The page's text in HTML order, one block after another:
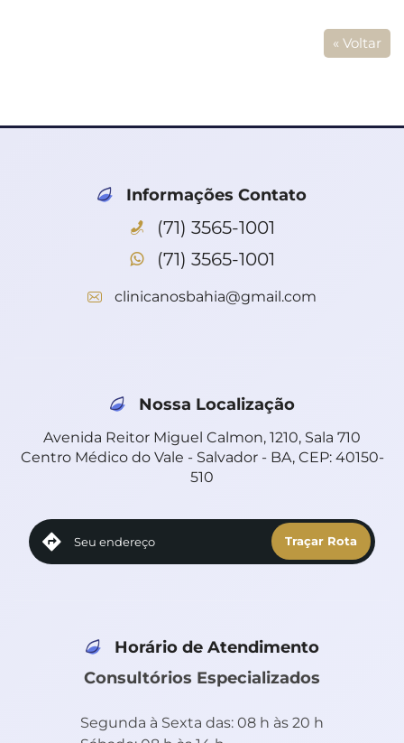
« Voltar
Informações Contato
(71) 3565-1001
(71) 3565-1001
clinicanosbahia@gmail.com
Nossa Localização
Avenida Reitor Miguel Calmon, 1210, Sala 710
Centro Médico do Vale - Salvador - BA, CEP: 40150-
510
Horário de Atendimento
Consultórios Especializados
Segunda à Sexta das: 08 h às 20 h